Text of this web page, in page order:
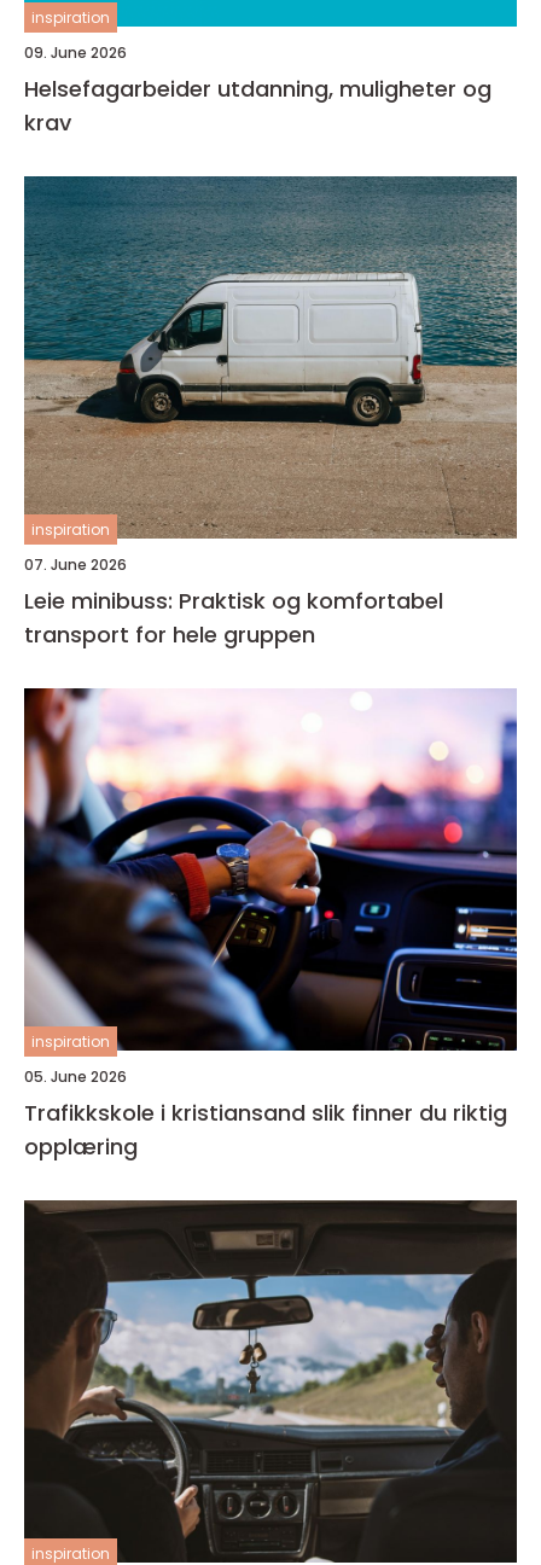
inspiration
09. June 2026
Helsefagarbeider utdanning, muligheter og
krav
inspiration
07. June 2026
Leie minibuss: Praktisk og komfortabel
transport for hele gruppen
inspiration
05. June 2026
Trafikkskole i kristiansand slik finner du riktig
opplæring
inspiration